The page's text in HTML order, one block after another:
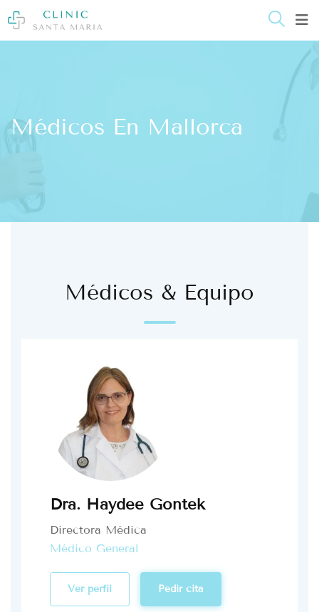
contenido
Médicos En Mallorca
Médicos & Equipo
Dra. Haydee Gontek
Directora Médica
Médico General
Ver perfil Pedir cita